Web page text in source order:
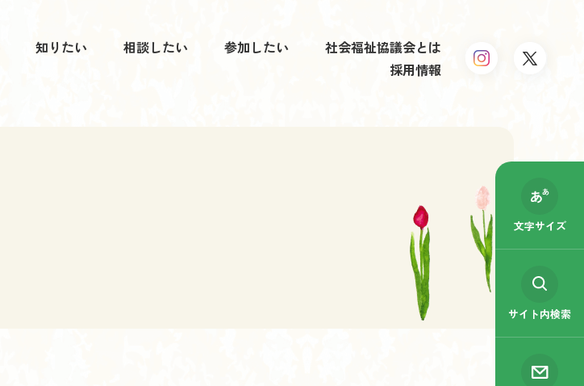
知りたい 相談したい 参加したい
社会福祉協議会とは
採用情報
文字サイズ
サイト内検索